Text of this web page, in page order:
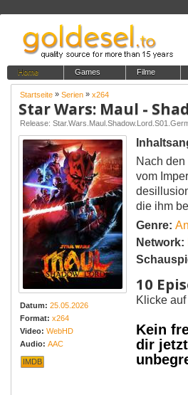
Home Games Filme
Startseite » Serien » x264
Star Wars: Maul -
Release:
Datum: 25.05.2026
Format: x264
Video: WebHD
Audio: AAC
IMDB
Nach
vom
die ihm
Genre:
Network:
10
Klicke
Kein
dir